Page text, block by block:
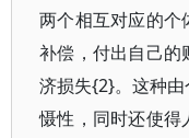
两个相互对应的个
补偿，付出自己的
济损失{2}。这种
慑性，同时还使得